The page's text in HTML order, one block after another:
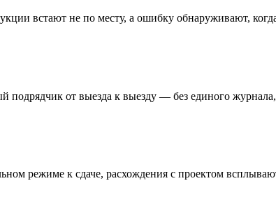
встают не по месту, а ошибку обнаруживают,
от выезда к выезду — без единого журнала,
режиме к сдаче, расхождения с проектом